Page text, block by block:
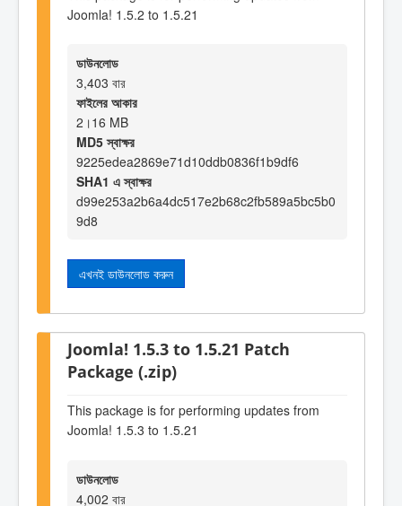
Joomla! 1.5.2 to 1.5.21
ডাউনলোড
3,403 বার
ফাইলের আকার
2।16 MB
MD5 স্বাক্ষর
9225edea2869e71d10ddb0836f1b9df6
SHA1 এ স্বাক্ষর
d99e253a2b6a4dc517e2b68c2fb589a5bc5b0
9d8
এখনই ডাউনলোড করুন
Joomla! 1.5.3 to 1.5.21 Patch
Package (.zip)
This package is for performing updates from
Joomla! 1.5.3 to 1.5.21
ডাউনলোড
4,002 বার